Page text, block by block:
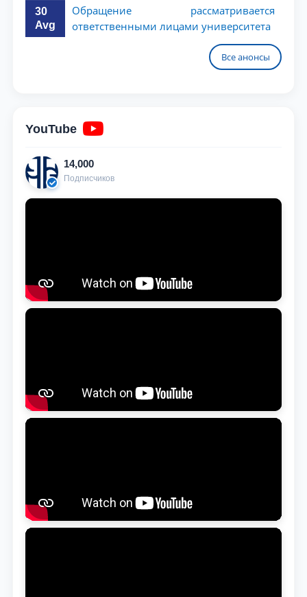
студентов 2–3 курсов
30
Avg
Обращение рассматривается
ответственными лицами университета
Все анонсы
YouTube
14,000
Подписчиков